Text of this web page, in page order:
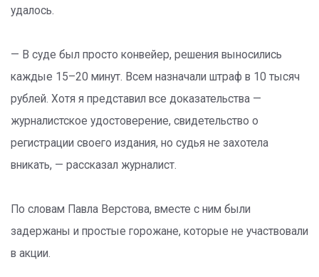
удалось.
— В суде был просто конвейер, решения выносились
каждые 15–20 минут. Всем назначали штраф в 10 тысяч
рублей. Хотя я представил все доказательства —
журналистское удостоверение, свидетельство о
регистрации своего издания, но судья не захотела
вникать, — рассказал журналист.
По словам Павла Верстова, вместе с ним были
задержаны и простые горожане, которые не участвовали
в акции.